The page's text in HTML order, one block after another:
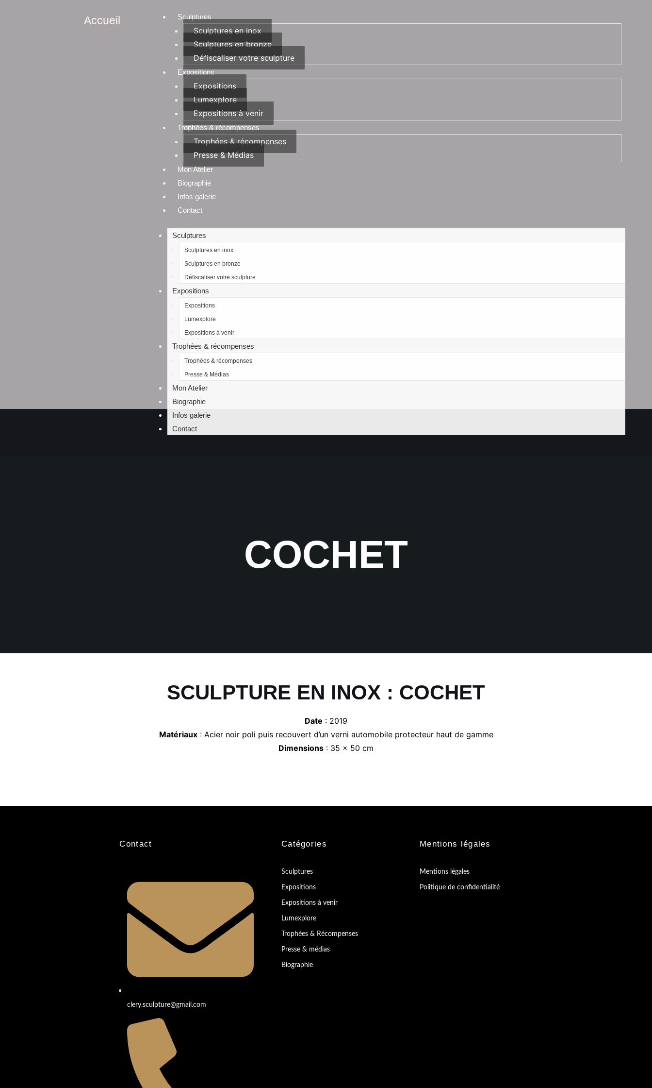
Accueil Sculptures
Sculptures en inox
Sculptures en bronze
Défiscaliser votre sculpture
Expositions
Expositions
Lumexplore
Expositions à venir
Trophées & récompenses
Trophées & récompenses
Presse & Médias
Mon Atelier
Biographie
Infos galerie
Contact
Sculptures
Sculptures en inox
Sculptures en bronze
Défiscaliser votre sculpture
Expositions
Expositions
Lumexplore
Expositions à venir
Trophées & récompenses
Trophées & récompenses
Presse & Médias
Mon Atelier
Biographie
Infos galerie
Contact
COCHET
SCULPTURE EN INOX : COCHET
Date : 2019
Matériaux: Acier noir poli puis recouvert d’un verni automobile protecteur haut de gamme
Dimensions : 35 x 50 cm
Contact
clery.sculpture@gmail.com
Catégories
Sculptures
Expositions
Expositions à venir
Lumexplore
Trophées & Récompenses
Presse & médias
Biographie
Mentions légales
Mentions légales
Politique de confidentialité